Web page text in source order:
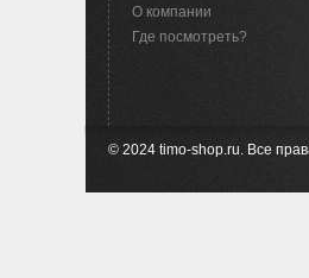
O компании
Где посмотреть?
© 2024 timo-shop.ru. Все